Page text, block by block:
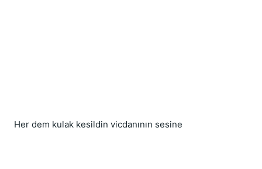
Her dem kulak kesildin vicdanının sesine